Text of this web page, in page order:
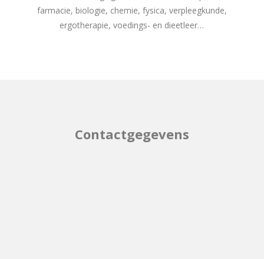
farmacie, biologie, chemie, fysica, verpleegkunde,
ergotherapie, voedings- en dieetleer…
Contactgegevens